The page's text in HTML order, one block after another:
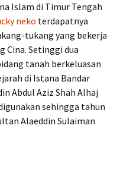
Islam di Timur Tengah
neko terdapatnya
tukang yang bekerja
Cina. Setinggi dua
tanah berkeluasan
di Istana Bandar
Abdul Aziz Shah Alhaj
sehingga tahun
Alaeddin Sulaiman